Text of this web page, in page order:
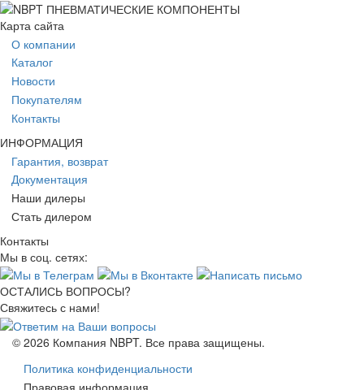
Карта сайта
О компании
Каталог
Новости
Покупателям
Контакты
ИНФОРМАЦИЯ
Гарантия, возврат
Документация
Наши дилеры
Стать дилером
Контакты
Мы в соц. сетях:
ОСТАЛИСЬ ВОПРОСЫ?
Свяжитесь с нами!
© 2026 Компания NBPT. Все права защищены.
Footer
Политика конфиденциальности